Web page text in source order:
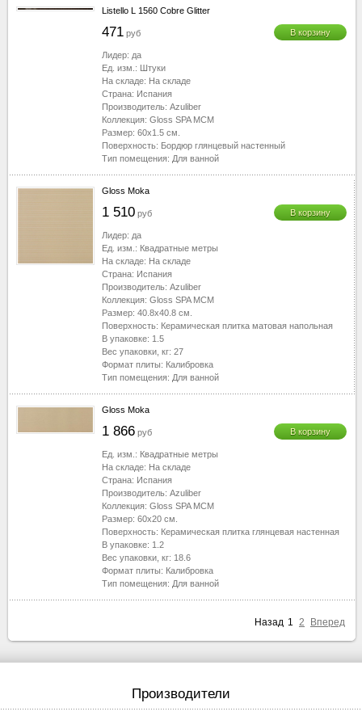
Listello L 1560 Cobre Glitter
471 руб В корзину
Лидер: да
Ед. изм.: Штуки
На складе: На складе
Страна: Испания
Производитель: Azuliber
Коллекция: Gloss SPA MCM
Размер: 60x1.5 см.
Поверхность: Бордюр глянцевый настенный
Тип помещения: Для ванной
Gloss Moka
1 510 руб В корзину
Лидер: да
Ед. изм.: Квадратные метры
На складе: На складе
Страна: Испания
Производитель: Azuliber
Коллекция: Gloss SPA MCM
Размер: 40.8x40.8 см.
Поверхность: Керамическая плитка матовая напольная
В упаковке: 1.5
Вес упаковки, кг: 27
Формат плиты: Калибровка
Тип помещения: Для ванной
Gloss Moka
1 866 руб В корзину
Ед. изм.: Квадратные метры
На складе: На складе
Страна: Испания
Производитель: Azuliber
Коллекция: Gloss SPA MCM
Размер: 60x20 см.
Поверхность: Керамическая плитка глянцевая настенная
В упаковке: 1.2
Вес упаковки, кг: 18.6
Формат плиты: Калибровка
Тип помещения: Для ванной
Назад 1 2 Вперед
Производители